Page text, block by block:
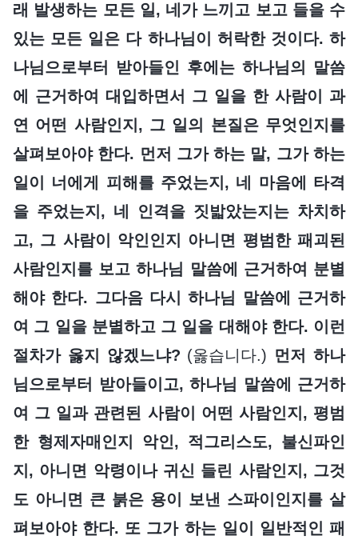
래 발생하는 모든 일, 네가 느끼고 보고 들을 수
있는 모든 일은 다 하나님이 허락한 것이다. 하
나님으로부터 받아들인 후에는 하나님의 말씀
에 근거하여 대입하면서 그 일을 한 사람이 과
연 어떤 사람인지, 그 일의 본질은 무엇인지를
살펴보아야 한다. 먼저 그가 하는 말, 그가 하는
일이 너에게 피해를 주었는지, 네 마음에 타격
을 주었는지, 네 인격을 짓밟았는지는 차치하
고, 그 사람이 악인인지 아니면 평범한 패괴된
사람인지를 보고 하나님 말씀에 근거하여 분별
해야 한다. 그다음 다시 하나님 말씀에 근거하
여 그 일을 분별하고 그 일을 대해야 한다. 이런
절차가 옳지 않겠느냐? (옳습니다.) 먼저 하나
님으로부터 받아들이고, 하나님 말씀에 근거하
여 그 일과 관련된 사람이 어떤 사람인지, 평범
한 형제자매인지 악인, 적그리스도, 불신파인
지, 아니면 악령이나 귀신 들린 사람인지, 그것
도 아니면 큰 붉은 용이 보낸 스파이인지를 살
펴보아야 한다. 또 그가 하는 일이 일반적인 패